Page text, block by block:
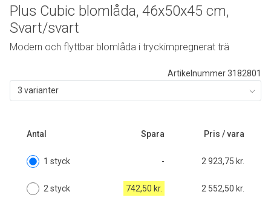
Artikelnummer 3182801
3 varianter
Antal Spara Pris / vara
1 styck - 2 923,75 kr.
2 styck 742,50 kr. 2 552,50 kr.
Plus Cubic blomlåda, 46x50x45 cm,
Svart/svart
Modern och flyttbar blomlåda i tryckimpregnerat trä